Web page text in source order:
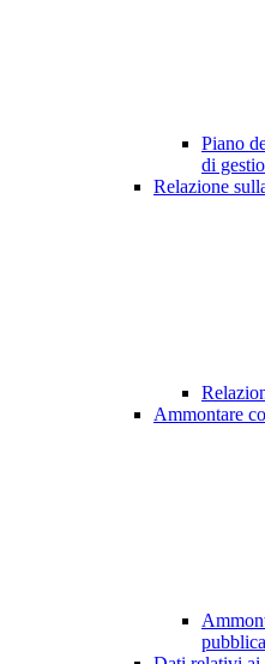
Piano
di
Relazione
Ammontare